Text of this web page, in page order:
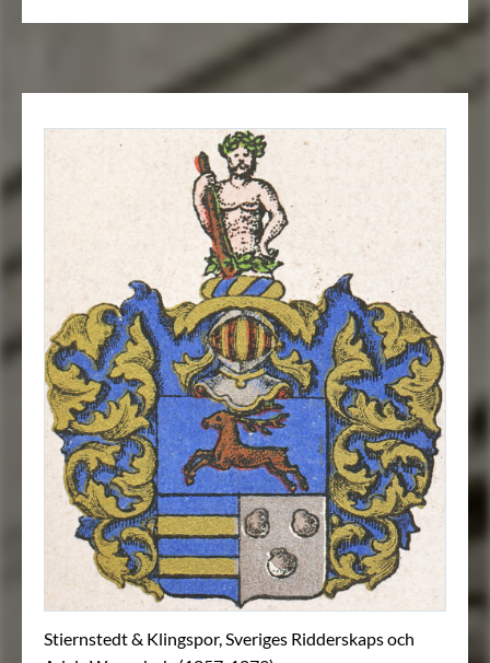
Stiernstedt & Klingspor, Sveriges Ridderskaps och